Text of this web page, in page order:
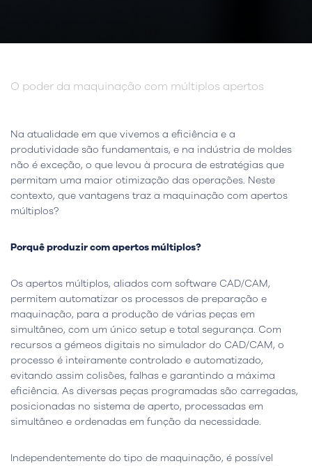
O poder da maquinação com múltiplos apertos
Na atualidade em que vivemos a eficiência e a
produtividade são fundamentais, e na indústria de moldes
não é exceção, o que levou à procura de estratégias que
permitam uma maior otimização das operações. Neste
contexto, que vantagens traz a maquinação com apertos
múltiplos?
Porquê produzir com apertos múltiplos?
Os apertos múltiplos, aliados com software CAD/CAM,
permitem automatizar os processos de preparação e
maquinação, para a produção de várias peças em
simultâneo, com um único setup e total segurança. Com
recursos a gémeos digitais no simulador do CAD/CAM, o
processo é inteiramente controlado e automatizado,
evitando assim colisões, falhas e garantindo a máxima
eficiência. As diversas peças programadas são carregadas,
posicionadas no sistema de aperto, processadas em
simultâneo e ordenadas em função da necessidade.
Independentemente do tipo de maquinação, é possível